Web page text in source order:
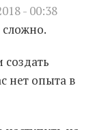
- 00:38
нет опыта в